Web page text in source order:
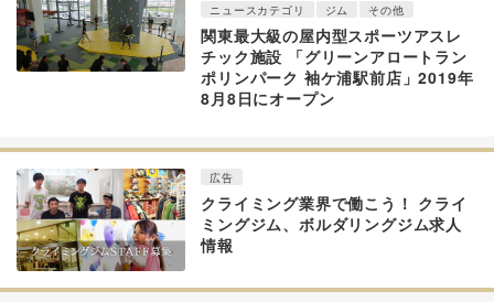
ニュースカテゴリ ジム その他
関東最大級の屋内型スポーツアスレ
チック施設 「グリーンアロートラン
ポリンパーク 袖ケ浦駅前店」2019年
8月8日にオープン
広告
クライミング業界で働こう！ クライ
ミングジム、ボルダリングジム求人
情報